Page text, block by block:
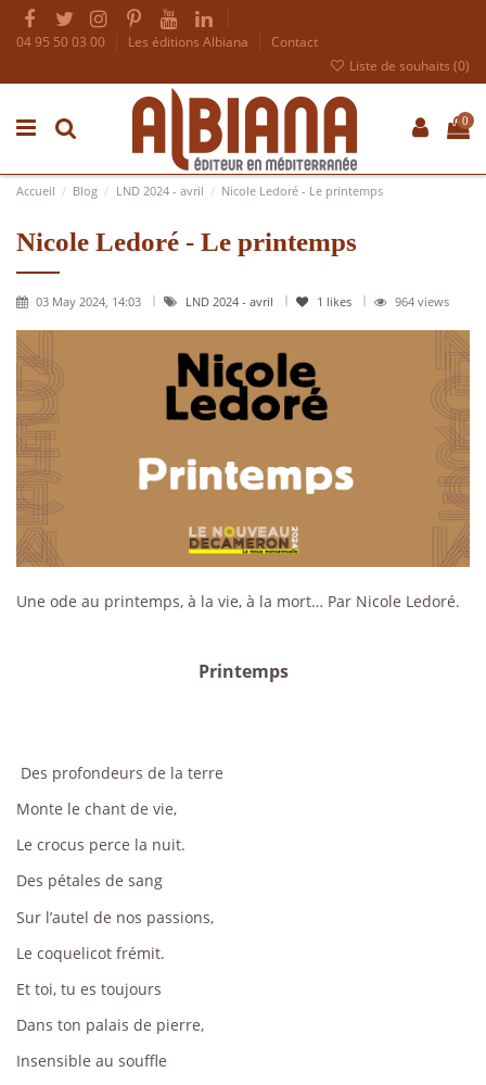
04 95 50 03 00 Les éditions Albiana
Contact
Liste de souhaits (0)
0
Accueil Blog LND 2024 - avril Nicole Ledoré - Le printemps
Nicole Ledoré - Le printemps
03 May 2024, 14:03 LND 2024 - avril 1 likes 964 views
Une ode au printemps, à la vie, à la mort… Par Nicole Ledoré.
Printemps
Des profondeurs de la terre
Monte le chant de vie,
Le crocus perce la nuit.
Des pétales de sang
Sur l’autel de nos passions,
Le coquelicot frémit.
Et toi, tu es toujours
Dans ton palais de pierre,
Insensible au souffle